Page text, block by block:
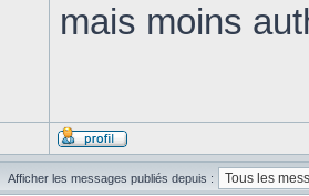
mais moins
Afficher les messages publiés depuis :